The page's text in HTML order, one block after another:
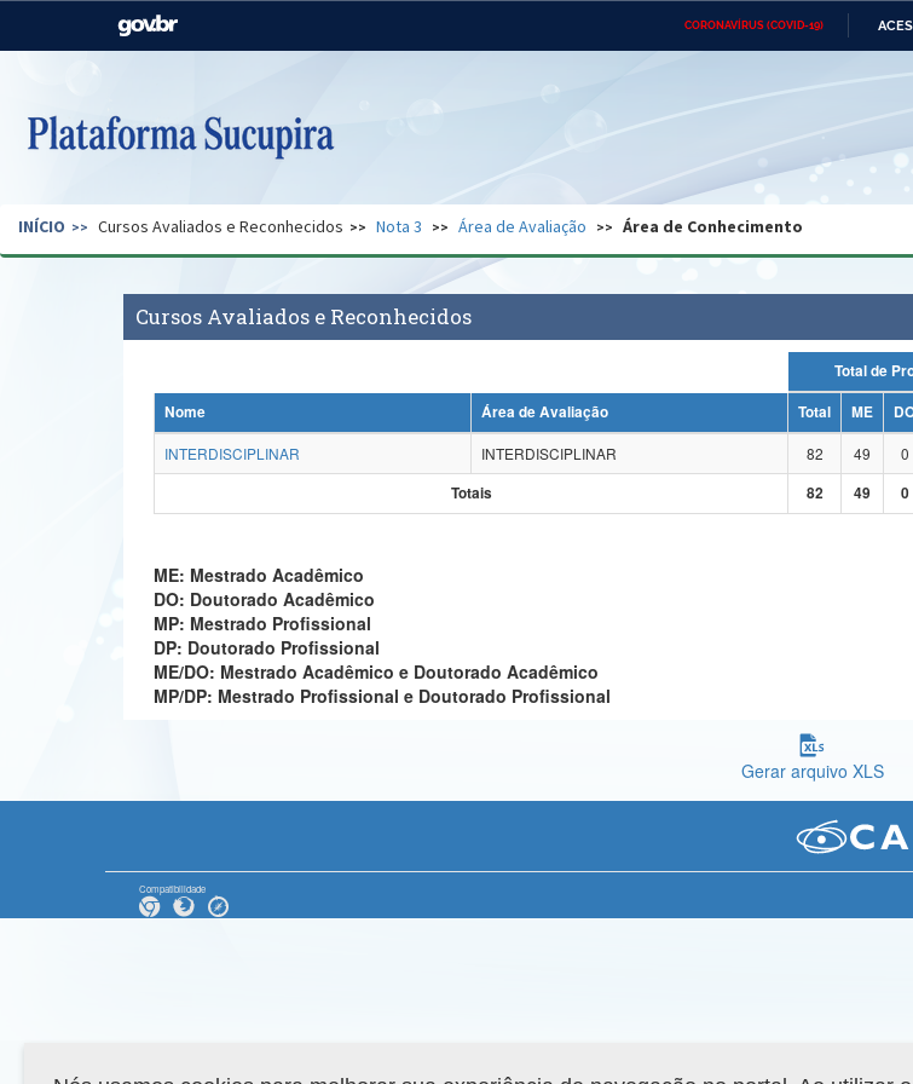
CORONAVÍRUS (COVID-19)
Casa Civil Ministério das
Pecuária e Abastecimento
Ministério do Desenvolvimento
Regional
Secretaria de Governo Gabinete de Segurança Advocacia-Geral da União Banco Central
INÍCIO Cursos Avaliados e Reconhecidos Nota 3 Área de Avaliação Área de Conhecimento
Cursos Avaliados e Reconhecidos
Nome
Área de Avaliação Total ME
INTERDISCIPLINAR
INTERDISCIPLINAR 82 49 0
Totais
82 49 0
ME: Mestrado Acadêmico
DO: Doutorado Acadêmico
MP: Mestrado Profissional
DP: Doutorado Profissional
ME/DO: Mestrado Acadêmico e Doutorado Acadêmico
MP/DP: Mestrado Profissional e Doutorado Profissional
Gerar arquivo XLS
Compatibilidade